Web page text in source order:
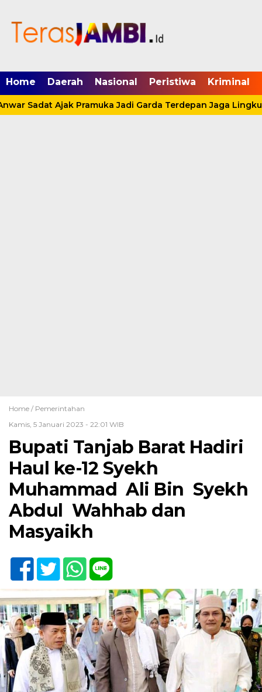
Home Daerah Nasional Peristiwa Kriminal
Sadat Ajak Pramuka Jadi Garda Terdepan Jaga
Home / Pemerintahan
Kamis, 5 Januari 2023 - 22:01 WIB
Bupati Tanjab Barat Hadiri
Haul ke-12 Syekh
Muhammad Ali Bin Syekh
Abdul Wahhab dan
Masyaikh